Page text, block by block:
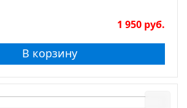
1 950 руб.
В корзину